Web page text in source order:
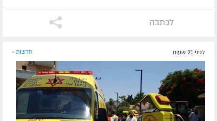
לכתבה
לפני 21 שעות חדשות »